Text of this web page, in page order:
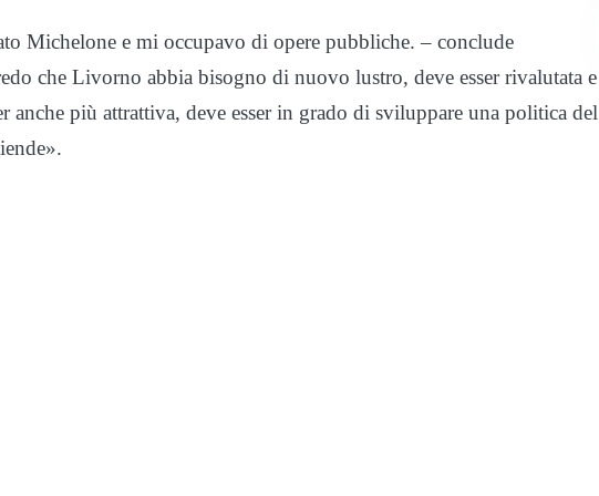
Michelone e mi occupavo di opere pubbliche. – conclude
che Livorno abbia bisogno di nuovo lustro, deve esser rivalutata e
anche più attrattiva, deve esser in grado di sviluppare una politica del